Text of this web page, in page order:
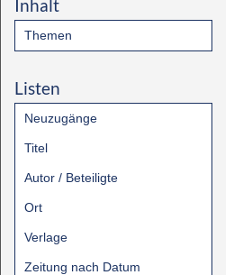
Inhalt
Themen
Listen
Neuzugänge
Titel
Autor / Beteiligte
Ort
Verlage
Zeitung nach Datum